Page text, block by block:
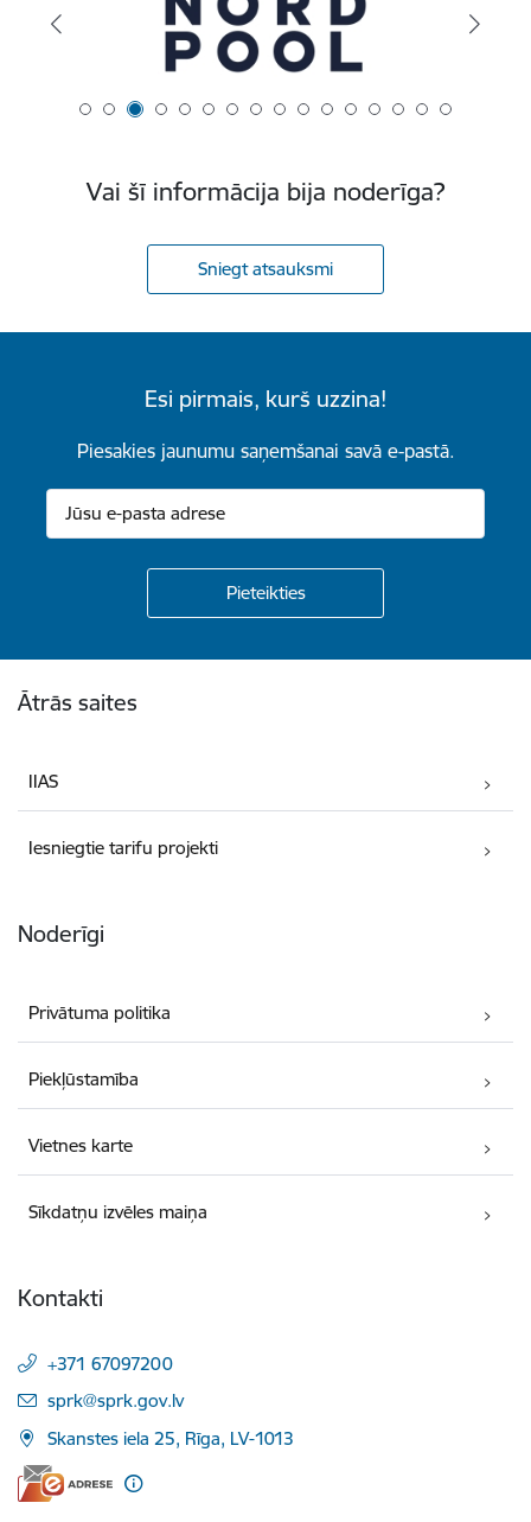
Vai šī informācija bija noderīga?
Sniegt atsauksmi
Esi pirmais, kurš uzzina!
Piesakies jaunumu saņemšanai savā e-pastā.
Ātrās saites
IIAS
Iesniegtie tarifu projekti
Noderīgi
Privātuma politika
Piekļūstamība
Vietnes karte
Sīkdatņu izvēles maiņa
Kontakti
+371 67097200
E-pasts:
sprk@sprk.gov.lv
Skanstes iela 25, Rīga, LV-1013